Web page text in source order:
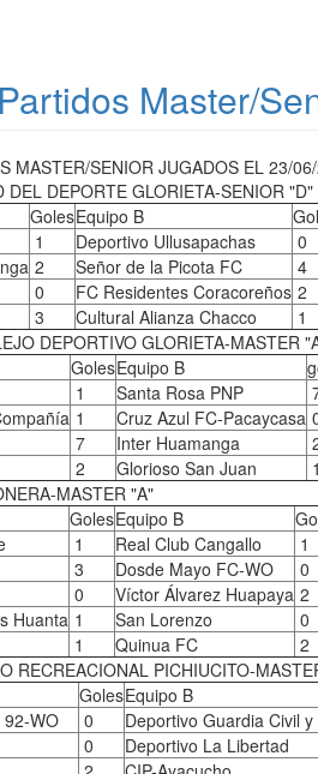
Master/
MASTER/SENIOR JUGADOS EL 23/
DEL DEPORTE GLORIETA-SENIOR "D"
GolesEquipo B
1 Deportivo Ullusapachas
0
2 Señor de la Picota FC
4
0 FC Residentes Coracoreños 2
3 Cultural Alianza Chacco
1
DEPORTIVO GLORIETA-MASTER
GolesEquipo B
1 Santa Rosa PNP
1 Cruz Azul FC-Pacaycasa
7 Inter Huamanga
2 Glorioso San Juan
1
MASTER "A"
GolesEquipo B
1 Real Club Cangallo
1
3 Dosde Mayo FC-WO
0
0 Víctor Álvarez Huapaya 2
Huanta 1 San Lorenzo
0
1 Quinua FC
2
RECREACIONAL PICHIUCITO-
GolesEquipo B
92-WO
0 Deportivo Guardia Civil
0 Deportivo La Libertad